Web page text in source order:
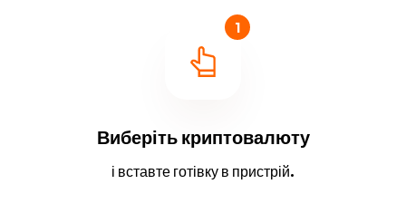
1
Виберіть криптовалюту
і вставте готівку в пристрій.